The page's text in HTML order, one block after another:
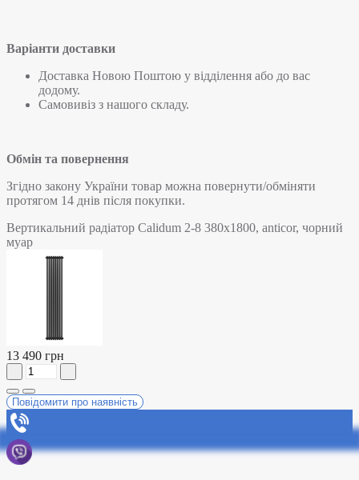
Варіанти доставки
Доставка Новою Поштою у відділення або до вас
додому.
Самовивіз з нашого складу.
Обмін та повернення
Згідно закону України товар можна повернути/обміняти
протягом 14 днів після покупки.
Вертикальний радіатор Calidum 2-8 380х1800, anticor, чорний
муар
13 490 грн
Повідомити про наявність